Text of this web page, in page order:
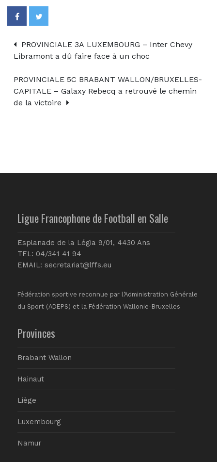
PROVINCIALE 3A LUXEMBOURG – Inter Chevy
Libramont a dû faire face à un choc
PROVINCIALE 5C BRABANT WALLON/BRUXELLES-
CAPITALE – Galaxy Rebecq a retrouvé le chemin
de la victoire
Ligue Francophone de Football en Salle
Esplanade de la Légia 9/01, 4430 Ans
TEL: 04/341 41 94
EMAIL: secretariat@lffs.eu
Fédération sportive reconnue par l’Administration Générale
du Sport (ADEPS) et la Fédération Wallonie-Bruxelles
Provinces
Brabant Wallon
Hainaut
Liège
Luxembourg
Namur